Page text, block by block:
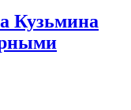
Кузьмина